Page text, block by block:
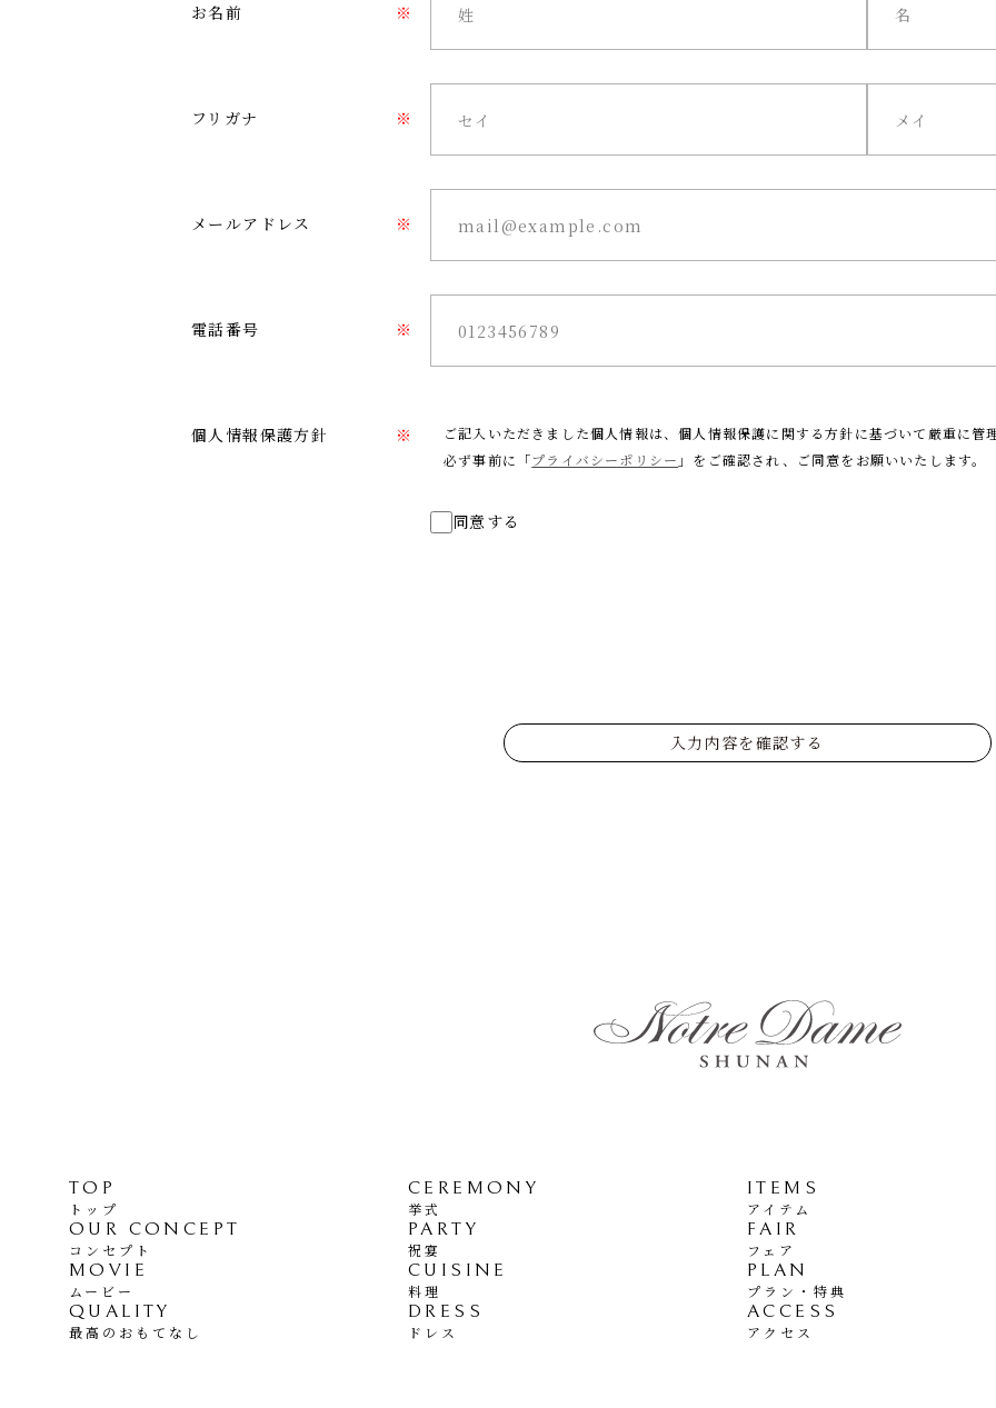
お名前 ※
フリガナ ※
メールアドレス ※
電話番号 ※
個人情報保護方針 ※ ご記入いただきました個人情報は、個人情報保護に関する方針に基づいて厳重に管
必ず事前に「プライバシーポリシー 」をご確認され、 ご同意をお願いいたします。
同意する
入力内容を確認する
TOP
トップ
OUR CONCEPT
コンセプト
MOVIE
ムービー
QUALITY
最高のおもてなし
CEREMONY
挙式
PARTY
祝宴
CUISINE
料理
DRESS
ドレス
ITEMS
アイテム
FAIR
フェア
PLAN
プラン・特典
ACCESS
アクセス